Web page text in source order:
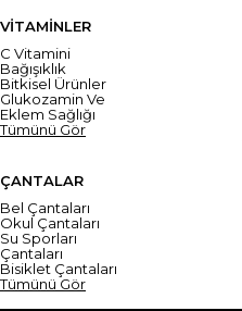
VİTAMİNLER
C Vitamini
Bağışıklık
Bitkisel Ürünler
Glukozamin Ve
Eklem Sağlığı
Tümünü Gör
ÇANTALAR
Bel Çantaları
Okul Çantaları
Su Sporları
Çantaları
Bisiklet Çantaları
Tümünü Gör